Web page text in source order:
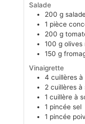
Salade
200 g
1 pièce
200 g
100 g olives
150 g
Vinaigrette
4 cuillères à
2 cuillères à
1 cuillère à
1 pincée sel
1 pincée